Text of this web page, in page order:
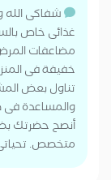
شفاكى
غذائى خاص
مضاعفات
خفيفة فى
تناول بعض
والمساعدة
أنصح حضرتك
متخصص.